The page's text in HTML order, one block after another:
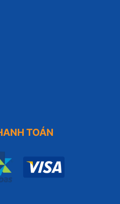
TOÁN